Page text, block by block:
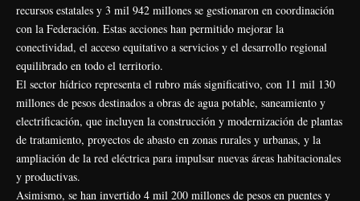
recursos estatales y 3 mil 942 millones se gestionaron en coordinación
con la Federación. Estas acciones han permitido mejorar la
conectividad, el acceso equitativo a servicios y el desarrollo regional
equilibrado en todo el territorio.
El sector hídrico representa el rubro más significativo, con 11 mil 130
millones de pesos destinados a obras de agua potable, saneamiento y
electrificación, que incluyen la construcción y modernización de plantas
de tratamiento, proyectos de abasto en zonas rurales y urbanas, y la
ampliación de la red eléctrica para impulsar nuevas áreas habitacionales
y productivas.
Asimismo, se han invertido 4 mil 200 millones de pesos en puentes y